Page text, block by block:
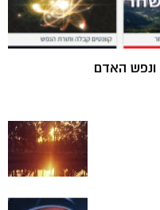
ונפש האדם